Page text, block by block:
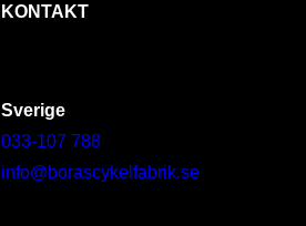
KONTAKT
Sverige
033-107 788
info@borascykelfabrik.se